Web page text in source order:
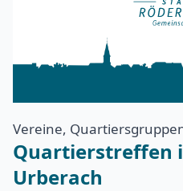
Vereine,
Quartierstreffen
Urberach